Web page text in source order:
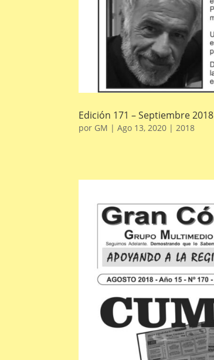
Edición 171 – Septiembre 2018
por GM |Ago 13, 2020 | 2018